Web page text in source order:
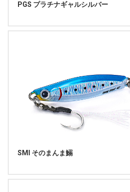
PGS プラチナギャルシルバー
SMI そのまんま鰯